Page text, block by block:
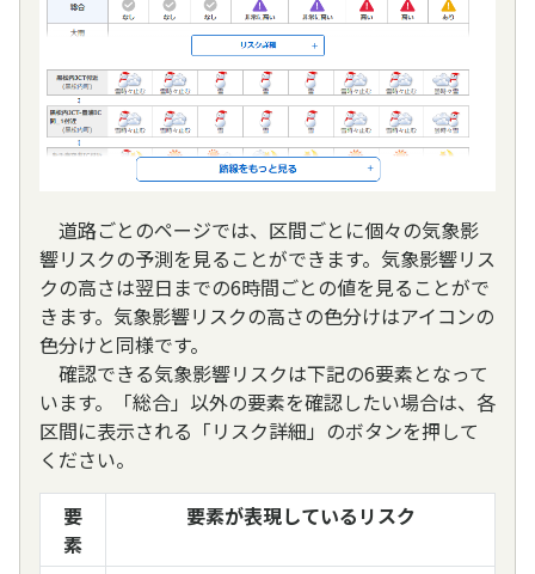
道路ごとのページでは、区間ごとに個々の気象影
響リスクの予測を見ることができます。気象影響リス
クの高さは翌日までの6時間ごとの値を見ることがで
きます。気象影響リスクの高さの色分けはアイコンの
色分けと同様です。
確認できる気象影響リスクは下記の6要素となって
います。「総合」以外の要素を確認したい場合は、各
区間に表示される「リスク詳細」のボタンを押して
ください。
要
素
要素が表現しているリスク